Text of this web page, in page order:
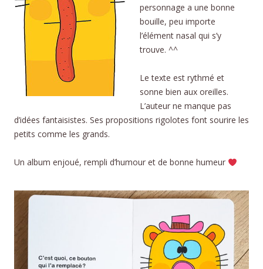
personnage a une bonne
bouille, peu importe
l’élément nasal qui s’y
trouve. ^^
Le texte est rythmé et
sonne bien aux oreilles.
L’auteur ne manque pas
d’idées fantaisistes. Ses propositions rigolotes font sourire les
petits comme les grands.
Un album enjoué, rempli d’humour et de bonne humeur